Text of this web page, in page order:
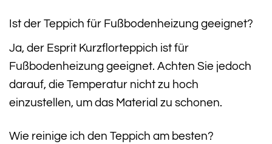
Ist der Teppich für Fußbodenheizung geeignet?
Ja, der Esprit Kurzflorteppich ist für
Fußbodenheizung geeignet. Achten Sie jedoch
darauf, die Temperatur nicht zu hoch
einzustellen, um das Material zu schonen.
Wie reinige ich den Teppich am besten?